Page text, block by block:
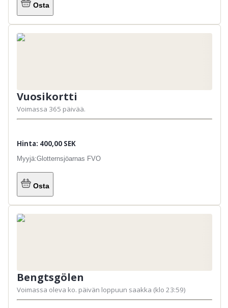
Osta
Vuosikortti
Voimassa 365 päivää.
Hinta: 400,00 SEK
Myyjä:Glotternsjöarnas FVO
Osta
Bengtsgölen
Voimassa oleva ko. päivän loppuun saakka (klo 23:59)